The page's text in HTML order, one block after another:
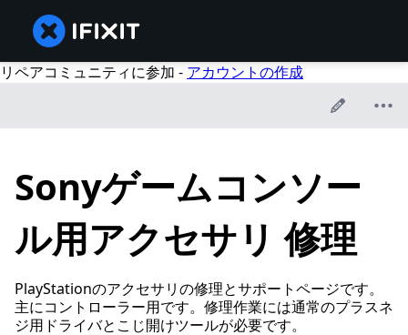
リペアコミュニティに参加 - アカウントの作成
Sonyゲームコンソー
ル用アクセサリ 修理
PlayStationのアクセサリの修理とサポートページです。
主にコントローラー用です。修理作業には通常のプラスネ
ジ用ドライバとこじ開けツールが必要です。